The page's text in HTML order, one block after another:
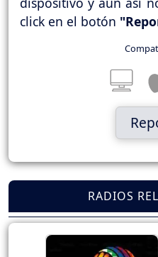
click en el botón
RADIOS